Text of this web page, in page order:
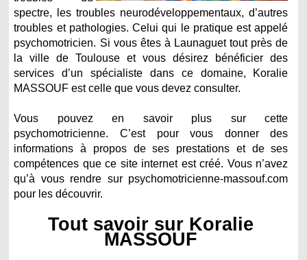
spectre, les troubles neurodéveloppementaux, d’autres
troubles et pathologies. Celui qui le pratique est appelé
psychomotricien. Si vous êtes à Launaguet tout près de
la ville de Toulouse et vous désirez bénéficier des
services d’un spécialiste dans ce domaine, Koralie
MASSOUF est celle que vous devez consulter.
Vous pouvez en savoir plus sur cette
psychomotricienne. C’est pour vous donner des
informations à propos de ses prestations et de ses
compétences que ce site internet est créé. Vous n’avez
qu’à vous rendre sur psychomotricienne-massouf.com
pour les découvrir.
Tout savoir sur Koralie
MASSOUF